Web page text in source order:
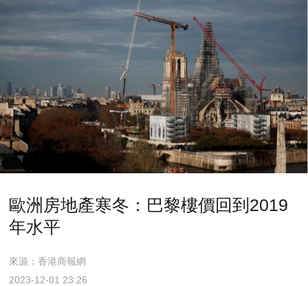
歐洲房地產寒冬：巴黎樓價回到2019
年水平
來源：香港商報網
2023-12-01 23:26